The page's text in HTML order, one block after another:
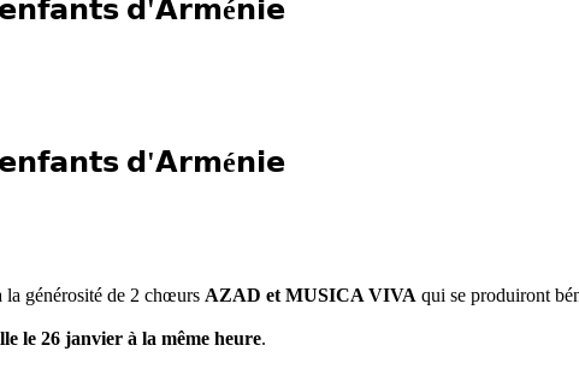
𝗱'𝗔𝗿𝗺é𝗻𝗶𝗲
𝗱'𝗔𝗿𝗺é𝗻𝗶𝗲
la générosité de 2 chœurs AZAD et MUSICA VIVA qui se produiront
le 26 janvier à la même heure.